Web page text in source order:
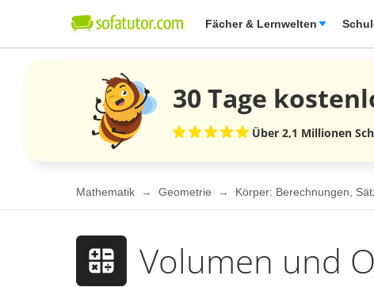
Fächer & Lernwelten
30 Tage
Über 2,1 Millionen
Mathematik Geometrie Körper: Berechnungen,
Volumen und